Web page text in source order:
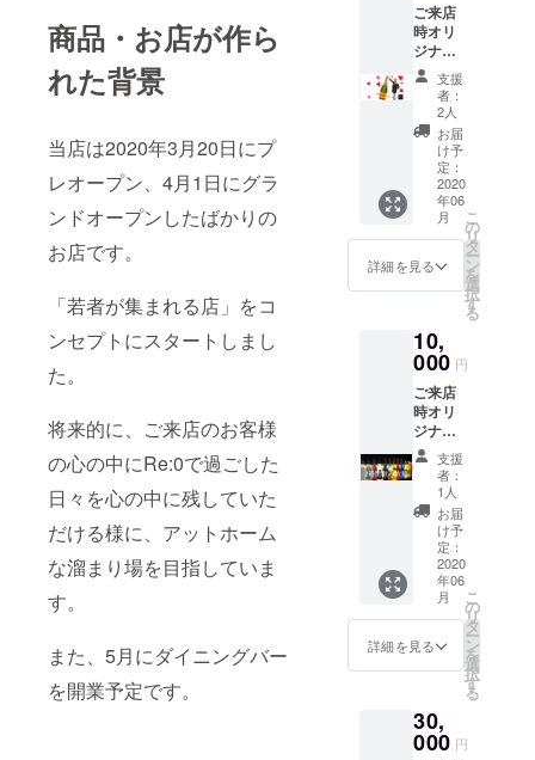
商品・お店が作ら
れた背景
当店は2020年3月20日にプ
レオープン、4月1日にグラ
ンドオープンしたばかりの
お店です。
「若者が集まれる店」をコ
ンセプトにスタートしまし
た。
将来的に、ご来店のお客様
の心の中にRe:0で過ごした
日々を心の中に残していた
だける様に、アットホーム
な溜まり場を目指していま
す。
また、5月にダイニングバー
を開業予定です。
ご来店
時オリ
ジナル
シャン
パン1本
提供。
有効期
限：
2020年
6月〜
2020年
12月
支援
者：
2人
お届
け予
定：
2020
年06
月
詳細を見る
こ
の
リ
タ
ー
ン
を
選
択
す
る
10,
000 円
ご来店
時オリ
ジナル
シャン
パン1本
提供＋2
時間飲
み放題
券を2回
分提
供。 有
効期
限：
2020年
6月〜
2020年
支援
者：
1人
お届
け予
定：
2020
年06
月
詳細を見る
こ
の
リ
タ
ー
ン
を
選
択
す
る
30,
000 円